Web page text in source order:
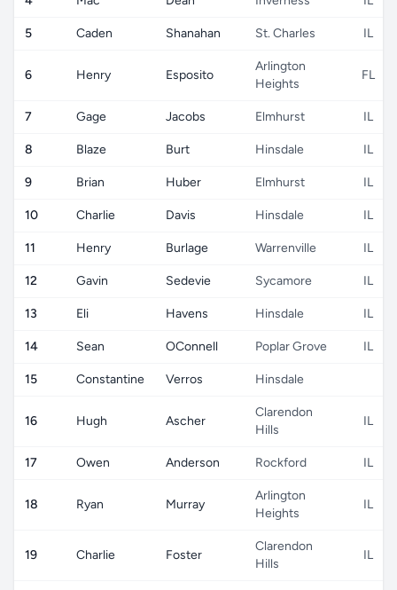
5 Caden Shanahan St. Charles IL
6 Henry Esposito
Arlington
Heights
FL
7 Gage Jacobs Elmhurst IL
8 Blaze Burt Hinsdale IL
9 Brian Huber Elmhurst IL
10 Charlie Davis Hinsdale IL
11 Henry Burlage Warrenville IL
12 Gavin Sedevie Sycamore IL
13 Eli Havens Hinsdale IL
14 Sean OConnell Poplar Grove IL
15 Constantine Verros Hinsdale
16 Hugh Ascher
Clarendon
Hills
IL
17 Owen Anderson Rockford IL
18 Ryan Murray
Arlington
Heights
IL
19 Charlie Foster
Clarendon
Hills
IL